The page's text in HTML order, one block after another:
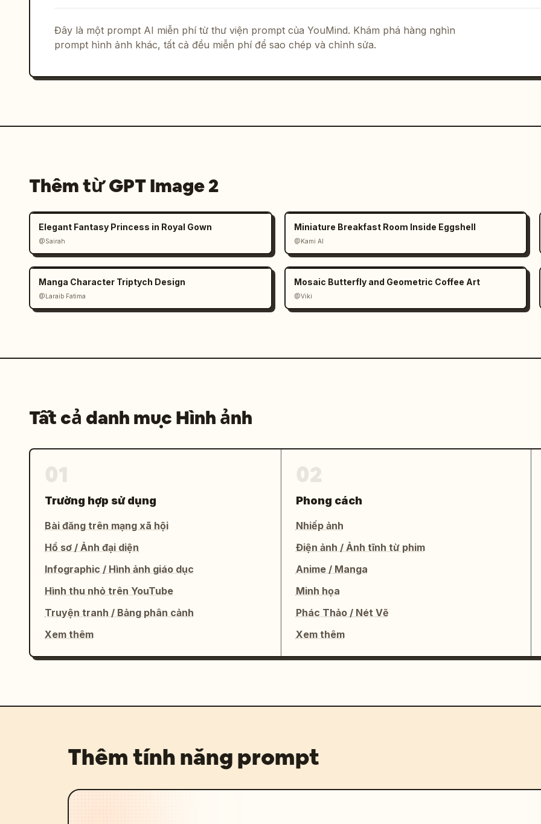
Đây là một prompt AI miễn phí từ thư viện prompt của YouMind. Khám phá hàng nghìn
prompt hình ảnh khác, tất cả đều miễn phí để sao chép và chỉnh sửa.
Thêm từ GPT Image 2
Elegant Fantasy Princess in Royal Gown
@Sairah
Miniature Breakfast Room Inside Eggshell
@Kami AI
Manga Character Triptych Design
@Laraib Fatima‎
Mosaic Butterfly and Geometric Coffee Art
@Viki
Tất cả danh mục Hình ảnh
Trường hợp sử dụng
Bài đăng trên mạng xã hội
Hồ sơ / Ảnh đại diện
Infographic / Hình ảnh giáo dục
Hình thu nhỏ trên YouTube
Truyện tranh / Bảng phân cảnh
Xem thêm
Phong cách
Nhiếp ảnh
Điện ảnh / Ảnh tĩnh từ phim
Anime / Manga
Minh họa
Phác Thảo / Nét Vẽ
Xem thêm
Thêm tính năng prompt